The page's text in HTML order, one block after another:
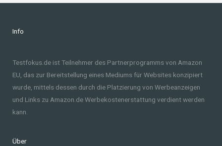
Info
Testfokus.de ist Teilnehmer des Partnerprogramms von Amazon
EU, das zur Bereitstellung eines Mediums für Websites konzipiert
wurde, mittels dessen durch die Platzierung von Werbeanzeigen
und Links zu Amazon.de Werbekostenerstattung verdient werden
kann.
Über